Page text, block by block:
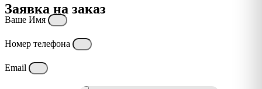
Заявка на заказ
Ваше Имя
Номер телефона
Email